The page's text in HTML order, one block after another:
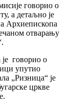
говорио о
а детаљно је
Архиепископа
отварању
говорио о
упутио
„Ризница“ је
цркве